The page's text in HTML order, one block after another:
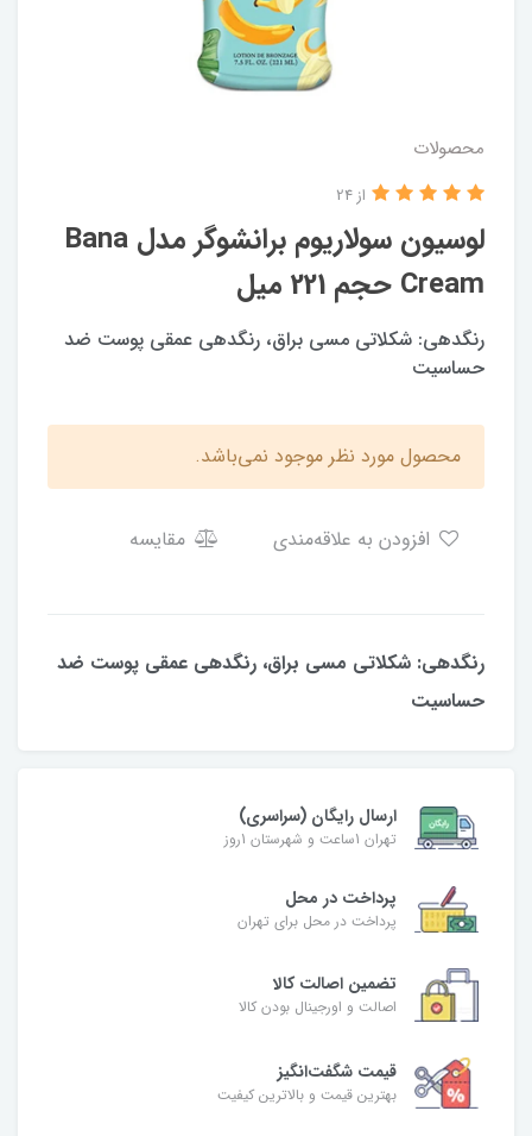
محصولات
لوسیون سولاریوم برانشوگر مدل Bana
Cream حجم 221 میل
از 24
رنگدهی: شکلاتی مسی براق، رنگدهی عمقی پوست ضد
حساسیت
محصول مورد نظر موجود نمی‌باشد.
مقایسه
رنگدهی: شکلاتی مسی براق، رنگدهی عمقی پوست ضد
حساسیت
ارسال رایگان (سراسری)
تهران 1ساعت و شهرستان 1روز
پرداخت در محل
پرداخت در محل برای تهران
تضمین اصالت کالا
اصالت و اورجینال بودن کالا
قیمت شگفت‌انگیز
بهترین قیمت و بالاترین کیفیت